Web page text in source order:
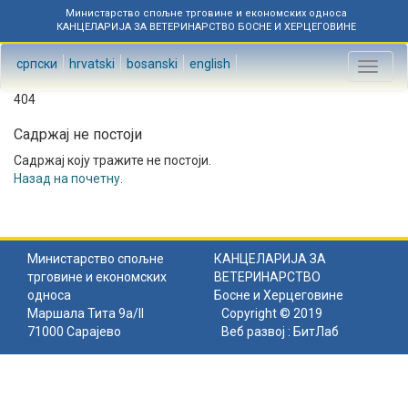
Министарство спољне трговине и економских односа
КАНЦЕЛАРИЈА ЗА ВЕТЕРИНАРСТВО БОСНЕ И ХЕРЦЕГОВИНЕ
српски hrvatski bosanski english
Toggle
404
Садржај не постоји
Садржај коју тражите не постоји.
Назад на почетну
Министарство спољне
трговине и економских
односа
КАНЦЕЛАРИЈА ЗА
ВЕТЕРИНАРСТВО
Босне и Херцеговине
Маршала Тита 9а/II
71000 Сарајево
Copyright © 2019
Веб развој : БитЛаб